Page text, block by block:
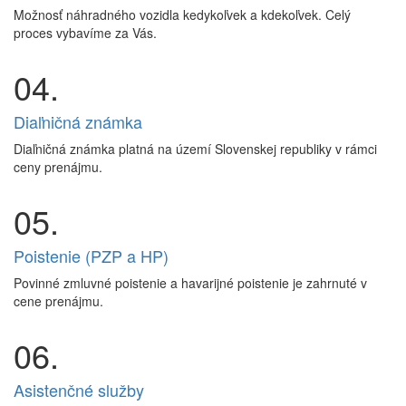
Možnosť náhradného vozidla kedykoľvek a kdekoľvek. Celý
proces vybavíme za Vás.
04.
Diaľničná známka
Diaľničná známka platná na území Slovenskej republiky v rámci
ceny prenájmu.
05.
Poistenie (PZP a HP)
Povinné zmluvné poistenie a havarijné poistenie je zahrnuté v
cene prenájmu.
06.
Asistenčné služby